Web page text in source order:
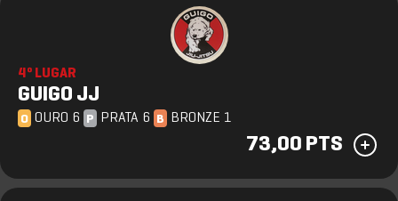
4º LUGAR
GUIGO JJ
O OURO 6 P PRATA 6 B BRONZE 1
73,00 PTS